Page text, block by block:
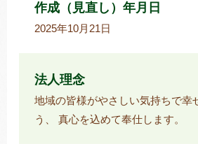
作成（見直し）年月日
2025年10月21日
法人理念
地域の皆様がやさしい気持ちで幸
う、 真心を込めて奉仕します。